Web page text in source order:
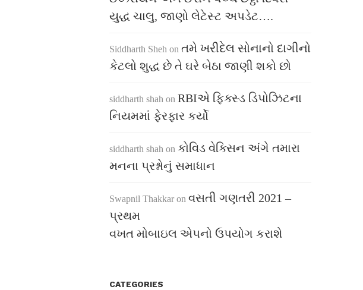
યુદ્ધ ચાલુ, જાણો લેટેસ્ટ અપડેટ….
Siddharth Sheh on તમે ખરીદેલ સોનાનો દાગીનો
કેટલો શુદ્ધ છે તે ઘરે બેઠા જાણી શકો છો
siddharth shah on RBIએ ફિક્સ્ડ ડિપોઝિટના
નિયમમાં ફેરફાર કર્યો
siddharth shah on કોવિડ વેક્સિન અંગે તમારા
મનના પ્રશ્નોનું સમાધાન
Swapnil Thakkar on વસતી ગણતરી 2021 –
પ્રથમ
વખત મોબાઇલ એપનો ઉપયોગ કરાશે
CATEGORIES